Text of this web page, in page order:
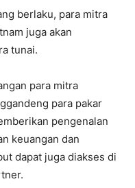
berlaku, para mitra
juga akan
tunai.
para mitra
para pakar
pengenalan
keuangan dan
dapat juga diakses di